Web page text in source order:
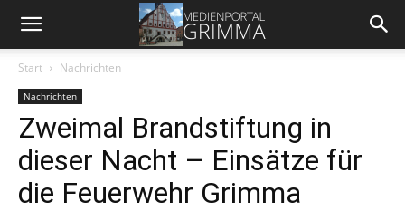
Start Nachrichten
Nachrichten
Zweimal Brandstiftung in
dieser Nacht – Einsätze für
die Feuerwehr Grimma